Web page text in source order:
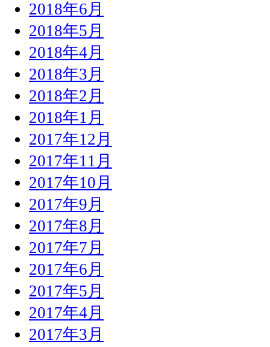
2018年6月
2018年5月
2018年4月
2018年3月
2018年2月
2018年1月
2017年12月
2017年11月
2017年10月
2017年9月
2017年8月
2017年7月
2017年6月
2017年5月
2017年4月
2017年3月